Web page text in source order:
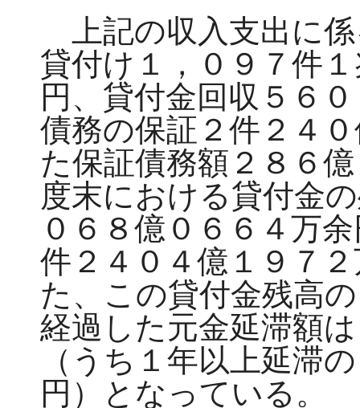
上記の収入支出に
貸付け１，０９７件
円、貸付金回収５６
債務の保証２件２４
た保証債務額２８６
度末における貸付金
０６８億０６６４万
件２４０４億１９７
た、この貸付金残高
経過した元金延滞額
（うち１年以上延滞
円）となっている。